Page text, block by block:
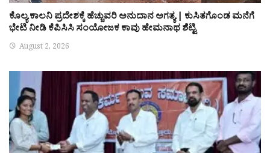
ಕೊಲ್ಯ ಕಾಲನಿ ಪ್ರದೇಶಕ್ಕೆ ಹೆಚ್ಚುವರಿ ಅನುದಾನ ಅಗತ್ಯ | ಕುಸಿತಗೊಂಡ ಮನೆಗೆ
ಭೇಟಿ ನೀಡಿ ಕೆಪಿಸಿಸಿ ಸಂಯೋಜಕ ಕಾವು ಹೇಮನಾಥ ಶೆಟ್ಟಿ
August 2, 2026